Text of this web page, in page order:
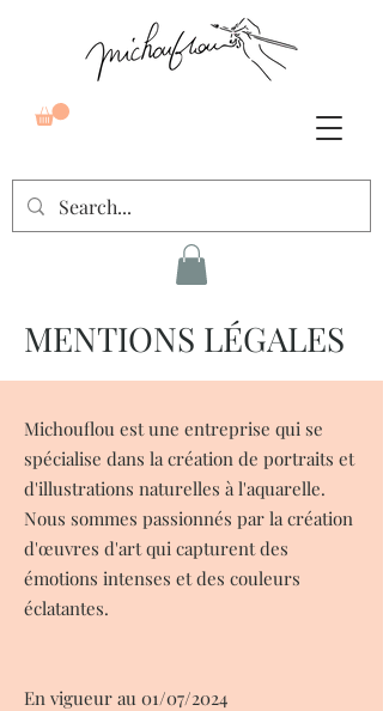
MENTIONS LÉGALES
Michouflou est une entreprise qui se
spécialise dans la création de portraits et
d'illustrations naturelles à l'aquarelle.
Nous sommes passionnés par la création
d'œuvres d'art qui capturent des
émotions intenses et des couleurs
éclatantes.
En vigueur au 01/07/2024